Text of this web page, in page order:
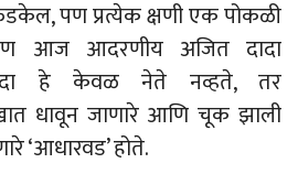
पण प्रत्येक क्षणी एक पोकळी
आज आदरणीय अजित दादा
हे केवळ नेते नव्हते, तर
धावून जाणारे आणि चूक झाली
‘आधारवड’ होते.